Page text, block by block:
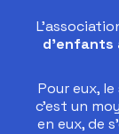
d’enfants
Pour eux,
c’est un
en eux, de